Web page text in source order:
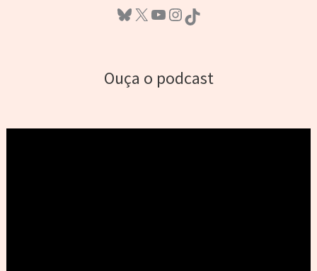
Bluesky X Youtube InstagramTikTok
Ouça o podcast